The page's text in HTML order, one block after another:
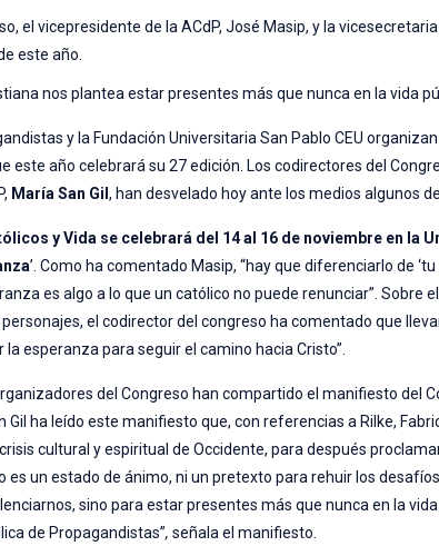
el vicepresidente de la ACdP, José Masip, y la
este año.
nos plantea estar presentes más que nunca en la vida
y la Fundación Universitaria San Pablo CEU
este año celebrará su 27 edición. Los codirectores del
María San Gil, han desvelado hoy ante los medios algunos
y Vida se celebrará del 14 al 16 de noviembre en la
’. Como ha comentado Masip, “hay que diferenciarlo de
es algo a lo que un católico no puede renunciar”. Sobre
el codirector del congreso ha comentado que
la esperanza para seguir el camino hacia Cristo”.
del Congreso han compartido el manifiesto del
ha leído este manifiesto que, con referencias a Rilke,
cultural y espiritual de Occidente, para después
es un estado de ánimo, ni un pretexto para rehuir los
sino para estar presentes más que nunca en la
de Propagandistas”, señala el manifiesto.